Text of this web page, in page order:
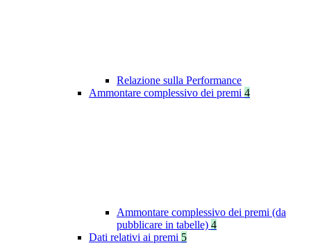
Relazione sulla Performance
Ammontare complessivo dei premi 4
Ammontare complessivo dei premi (da
pubblicare in tabelle) 4
Dati relativi ai premi 5